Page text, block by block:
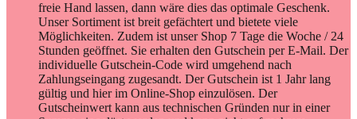
freie Hand lassen, dann wäre dies das optimale Geschenk.
Unser Sortiment ist breit gefächtert und bietete viele
Möglichkeiten. Zudem ist unser Shop 7 Tage die Woche / 24
Stunden geöffnet. Sie erhalten den Gutschein per E-Mail. Der
individuelle Gutschein-Code wird umgehend nach
Zahlungseingang zugesandt. Der Gutschein ist 1 Jahr lang
gültig und hier im Online-Shop einzulösen. Der
Gutscheinwert kann aus technischen Gründen nur in einer